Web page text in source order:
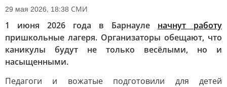
29 мая 2026, 18:38 СМИ
1 июня 2026 года в Барнауле начнут работу
пришкольные лагеря. Организаторы обещают, что
каникулы будут не только весёлыми, но и
насыщенными.
Педагоги и вожатые подготовили для детей